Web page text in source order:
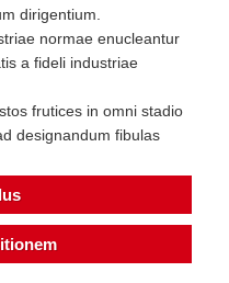
dirigentium.
normae enucleantur
a fideli industriae
frutices in omni stadio
designandum fibulas